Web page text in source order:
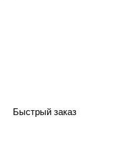
Быстрый заказ